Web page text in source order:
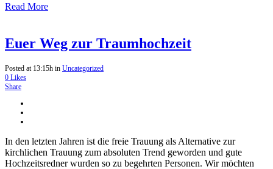
Read More
Euer Weg zur Traumhochzeit
Posted at 13:15h in Uncategorized
0 Likes
Share
In den letzten Jahren ist die freie Trauung als Alternative zur
kirchlichen Trauung zum absoluten Trend geworden und gute
Hochzeitsredner wurden so zu begehrten Personen. Wir möchten